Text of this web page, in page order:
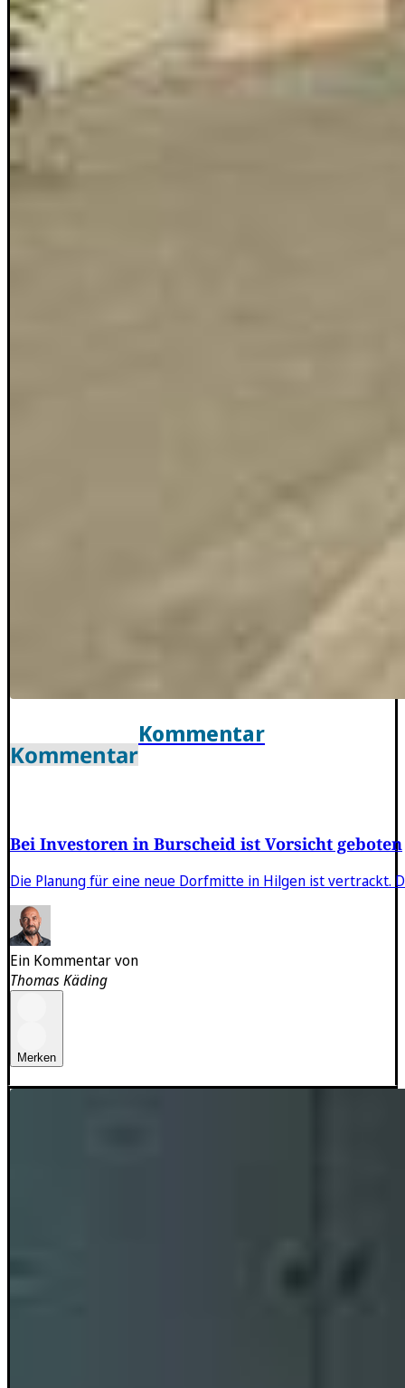
Kommentar
Kommentar
Bei Investoren in Burscheid ist Vorsicht geboten
Die Planung für eine neue Dorfmitte in Hilgen ist vertrackt.
Ein Kommentar von
Thomas Käding
Merken